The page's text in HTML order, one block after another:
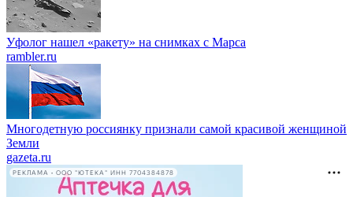
Уфолог нашел «ракету» на снимках с Марса
rambler.ru
Многодетную россиянку признали самой красивой женщиной
Земли
gazeta.ru
РЕКЛАМА • ООО "ЮТЕКА" ИНН 7704384878